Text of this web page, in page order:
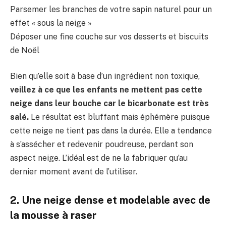
Parsemer les branches de votre sapin naturel pour un
effet « sous la neige »
Déposer une fine couche sur vos desserts et biscuits
de Noël
Bien qu’elle soit à base d’un ingrédient non toxique,
veillez à ce que les enfants ne mettent pas cette
neige dans leur bouche car le bicarbonate est très
salé. Le résultat est bluffant mais éphémère puisque
cette neige ne tient pas dans la durée. Elle a tendance
à s’assécher et redevenir poudreuse, perdant son
aspect neige. L’idéal est de ne la fabriquer qu’au
dernier moment avant de l’utiliser.
2. Une neige dense et modelable avec de
la mousse à raser